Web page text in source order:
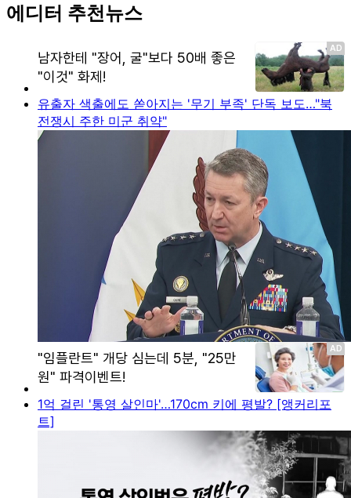
에디터 추천뉴스
유출자 색출에도 쏟아지는 '무기 부족' 단독 보도…"북
전쟁시 주한 미군 취약"
1억 걸린 '통영 살인마'…170cm 키에 평발? [앵커리포
트]